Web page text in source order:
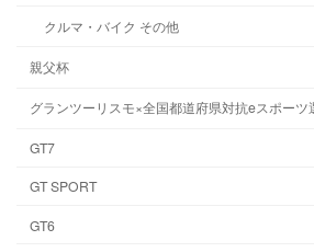
クルマ・バイク その他
親父杯
グランツーリスモ×全国都道府県対抗eスポーツ
GT7
GT SPORT
GT6